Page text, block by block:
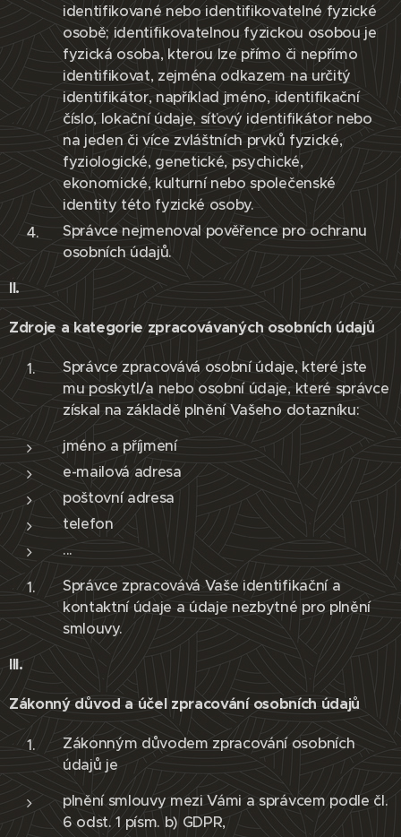
identifikované nebo identifikovatelné fyzické
osobě; identifikovatelnou fyzickou osobou je
fyzická osoba, kterou lze přímo či nepřímo
identifikovat, zejména odkazem na určitý
identifikátor, například jméno, identifikační
číslo, lokační údaje, síťový identifikátor nebo
na jeden či více zvláštních prvků fyzické,
fyziologické, genetické, psychické,
ekonomické, kulturní nebo společenské
identity této fyzické osoby.
Správce nejmenoval pověřence pro ochranu
osobních údajů.
II.
Zdroje a kategorie zpracovávaných osobních údajů
Správce zpracovává osobní údaje, které jste
mu poskytl/a nebo osobní údaje, které správce
získal na základě plnění Vašeho dotazníku:
jméno a příjmení
e-mailová adresa
poštovní adresa
telefon
...
Správce zpracovává Vaše identifikační a
kontaktní údaje a údaje nezbytné pro plnění
smlouvy.
III.
Zákonný důvod a účel zpracování osobních údajů
Zákonným důvodem zpracování osobních
údajů je
plnění smlouvy mezi Vámi a správcem podle čl.
6 odst. 1 písm. b) GDPR,